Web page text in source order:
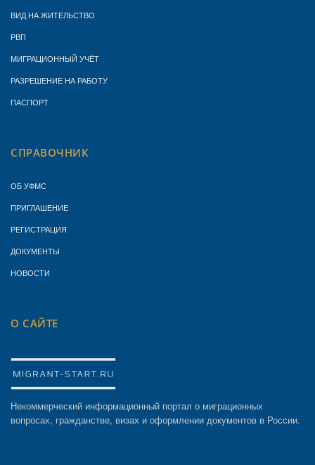
ВИД НА ЖИТЕЛЬСТВО
РВП
МИГРАЦИОННЫЙ УЧЁТ
РАЗРЕШЕНИЕ НА РАБОТУ
ПАСПОРТ
СПРАВОЧНИК
ОБ УФМС
ПРИГЛАШЕНИЕ
РЕГИСТРАЦИЯ
ДОКУМЕНТЫ
НОВОСТИ
О САЙТЕ
Некоммерческий информационный портал о миграционных
вопросах, гражданстве, визах и оформлении документов в России.